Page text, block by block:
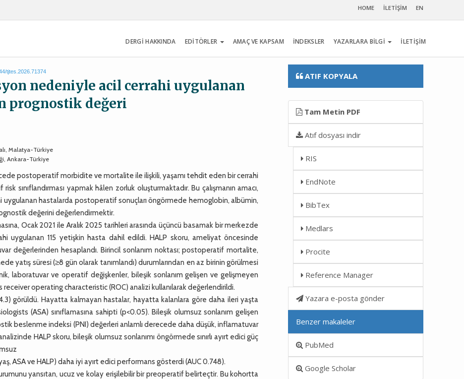
HOME İLETİŞİM EN
DERGİ HAKKINDA EDİTÖRLER AMAÇ VE KAPSAM İNDEKSLER YAZARLARA BİLGİ İLETİŞİM
tjtes.2026.71374
nedeniyle acil cerrahi uygulanan
prognostik değeri
Malatya-Türkiye
Ankara-Türkiye
postoperatif morbidite ve mortalite ile ilişkili, yaşamı tehdit eden bir cerrahi
sınıflandırması yapmak hâlen zorluk oluşturmaktadır. Bu çalışmanın amacı,
hastalarda postoperatif sonuçları öngörmede hemoglobin, albümin,
değerini değerlendirmektir.
Ocak 2021 ile Aralık 2025 tarihleri arasında üçüncü basamak bir merkezde
uygulanan 115 yetişkin hasta dahil edildi. HALP skoru, ameliyat öncesinde
değerlerinden hesaplandı. Birincil sonlanım noktası; postoperatif mortalite,
yatış süresi (≥8 gün olarak tanımlandı) durumlarından en az birinin görülmesi
laboratuvar ve operatif değişkenler, bileşik sonlanım gelişen ve gelişmeyen
receiver operating characteristic (ROC) analizi kullanılarak değerlendirildi.
görüldü. Hayatta kalmayan hastalar, hayatta kalanlara göre daha ileri yaşta
(ASA) sınıflamasına sahipti (p<0.05). Bileşik olumsuz sonlanım gelişen
beslenme indeksi (PNI) değerleri anlamlı derecede daha düşük, inflamatuvar
HALP skoru, bileşik olumsuz sonlanımı öngörmede sınırlı ayırt edici güç
ASA ve HALP) daha iyi ayırt edici performans gösterdi (AUC 0.748).
yansıtan, ucuz ve kolay erişilebilir bir preoperatif belirteçtir. Bu kohortta
ATIF KOPYALA
Tam Metin PDF
Atıf dosyası indir
RIS
EndNote
BibTex
Medlars
Procite
Reference Manager
Yazara e-posta gönder
Benzer makaleler
PubMed
Google Scholar